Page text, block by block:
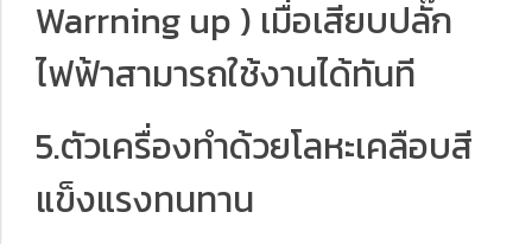
Warrning up ) เมื่อเสียบปลั๊ก
ไฟฟ้าสามารถใช้งานได้ทันที
5.ตัวเครื่องทำด้วยโลหะเคลือบสี
แข็งแรงทนทาน